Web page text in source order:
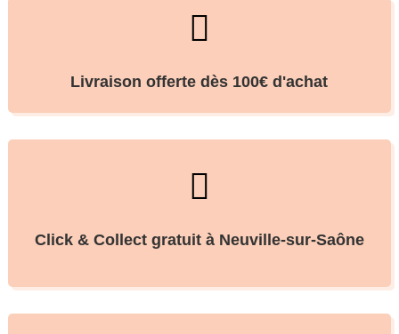

Livraison offerte dès 100€ d'achat

Click & Collect gratuit à Neuville-sur-Saône